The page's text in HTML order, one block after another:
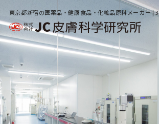
東京都新宿の医薬品・健康食品・化粧品原料メーカー |